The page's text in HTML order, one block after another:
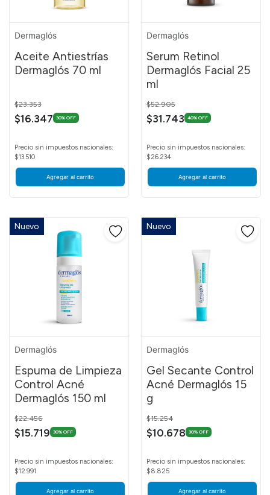
Dermaglós
Aceite Antiestrías
Dermaglós 70 ml
Price reduced from
$23.353
$16.347 30% OFF
Precio sin impuestos nacionales:
$13.510
Agregar al carrito
Dermaglós
Serum Retinol
Dermaglós Facial 25
ml
Price reduced from
$52.905
$31.743 40% OFF
Precio sin impuestos nacionales:
$26.234
Agregar al carrito
Nuevo
Dermaglós
Espuma de Limpieza
Control Acné
Dermaglós 150 ml
Price reduced from
$22.456
$15.719 30% OFF
Precio sin impuestos nacionales:
$12.991
Agregar al carrito
Nuevo
Dermaglós
Gel Secante Control
Acné Dermaglós 15
g
Price reduced from
$15.254
$10.678 30% OFF
Precio sin impuestos nacionales:
$8.825
Agregar al carrito